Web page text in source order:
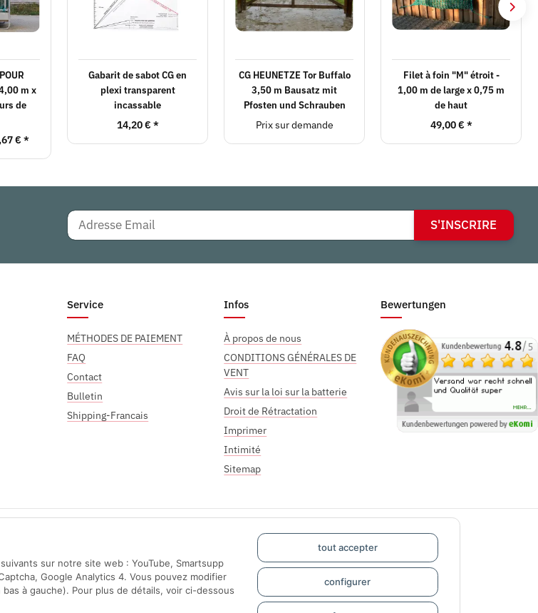
sur notre site web : YouTube, Smartsupp
Google Analytics 4. Vous pouvez modifier
à gauche). Pour plus de détails, voir ci-dessous
tout accepter
configurer
m x
de
€ *
Gabarit de sabot CG en
plexi transparent
incassable
14,20 € *
CG HEUNETZE Tor Buffalo
3,50 m Bausatz mit
Pfosten und Schrauben
Prix sur demande
Filet à foin "M" étroit -
1,00 m de large x 0,75 m
de haut
49,00 € *
S'INSCRIRE
Service
MÉTHODES DE PAIEMENT
FAQ
Contact
Bulletin
Shipping-Francais
Infos
À propos de nous
CONDITIONS GÉNÉRALES DE
VENT
Avis sur la loi sur la batterie
Droit de Rétractation
Imprimer
Intimité
Sitemap
Bewertungen